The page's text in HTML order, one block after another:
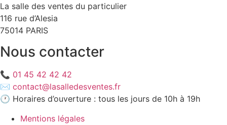
La salle des ventes du particulier
116 rue d’Alesia
75014 PARIS
Nous contacter
📞 01 45 42 42 42
✉️ contact@lasalledesventes.fr
🕐 Horaires d’ouverture : tous les jours de 10h à 19h
Mentions légales